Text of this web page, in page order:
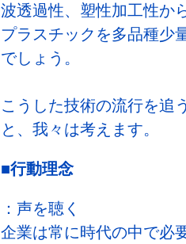
波透過性、塑性加工性か
プラスチックを多品種少
でしょう。
こうした技術の流行を追
と、我々は考えます。
■行動理念
：声を聴く
企業は常に時代の中で必